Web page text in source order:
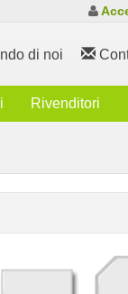
di noi
Rivenditori